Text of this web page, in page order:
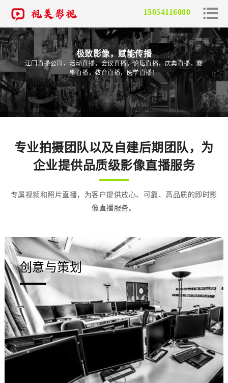
15054116080
极致影像，赋能传播
江门直播公司，活动直播，会议直播，论坛直播，庆典直播，赛
事直播，教育直播，医学直播！
专业拍摄团队以及自建后期团队，为
企业提供品质级影像直播服务
专属视频和照片直播，为客户提供放心、可靠、高品质的即时影
像直播服务。
创意与策划